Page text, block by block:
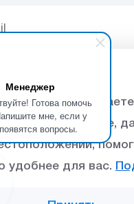
Менеджер
Готова помочь
мне, если у
вопросы.
Интернет-магазин ООО
р/с
отделение №5230
Cookie
сайт, вы
файлов cookie,
удобнее для вас.